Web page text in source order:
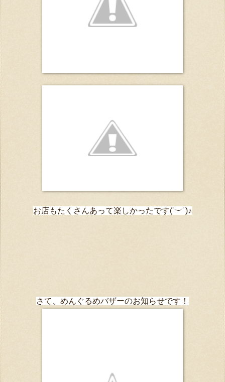
お店もたくさんあって楽しかったです(˙︶˙)♪
さて、めんぐるめバザーのお知らせです！